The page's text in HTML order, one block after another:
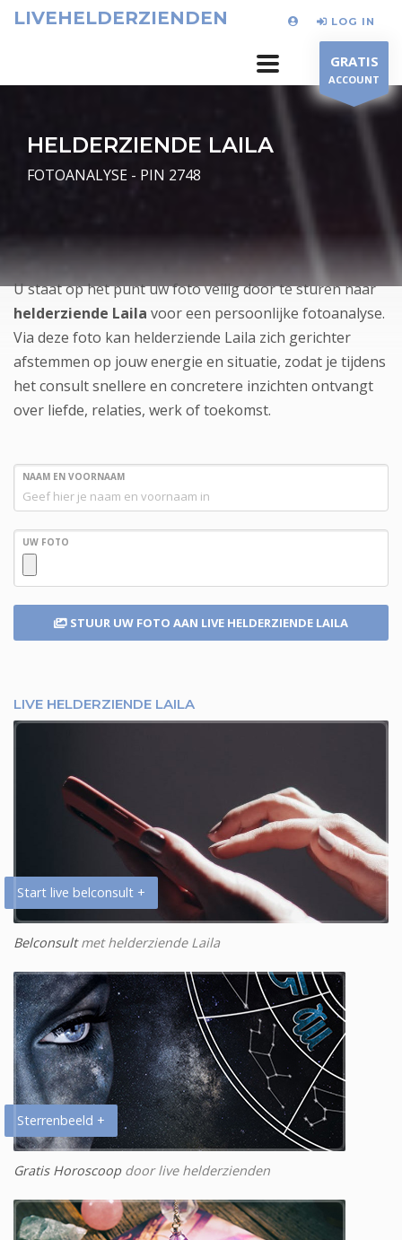
LIVEHELDERZIENDEN LOG IN
GRATIS
ACCOUNT
HELDERZIENDE LAILA
FOTOANALYSE - PIN 2748
U staat op het punt uw foto veilig door te sturen naar
helderziende Laila voor een persoonlijke fotoanalyse.
Via deze foto kan helderziende Laila zich gerichter
afstemmen op jouw energie en situatie, zodat je tijdens
het consult snellere en concretere inzichten ontvangt
over liefde, relaties, werk of toekomst.
NAAM EN VOORNAAM
UW FOTO
STUUR UW FOTO AAN LIVE HELDERZIENDE LAILA
LIVE HELDERZIENDE LAILA
Start live belconsult +
Belconsultmet helderziende Laila
Sterrenbeeld +
Gratis Horoscoopdoor live helderzienden